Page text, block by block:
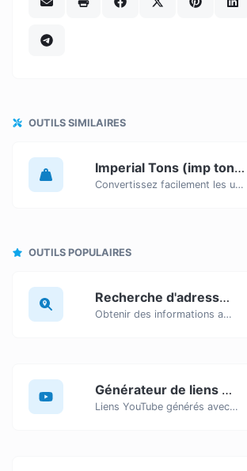
OUTILS SIMILAIRES
Imperial Tons (imp ton) to US Tons (us ton)
Convertissez facilement les unités de poids Imperial Tons (imp ton) en US Tons (us ton) grâce à ce convertisseur simple.
OUTILS POPULAIRES
Recherche d'adresse IP
Obtenir des informations approximatives sur l'adresse IP.
Générateur de liens horodatés YouTube
Liens YouTube générés avec horodatage de début précis, utiles pour les utilisateurs mobiles.